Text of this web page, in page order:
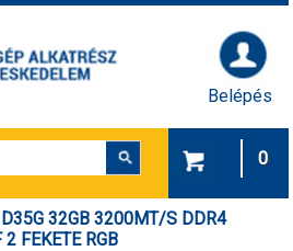
Belépés
0
32GB 3200MT/S DDR4
FEKETE RGB